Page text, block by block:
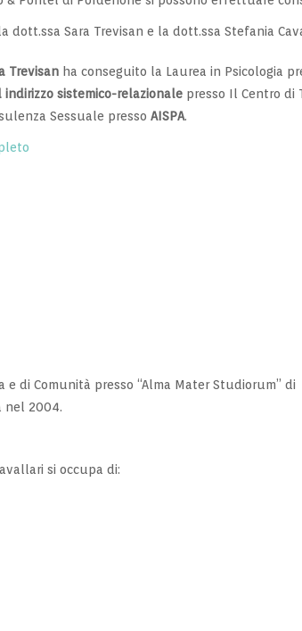
Sara Trevisan e la dott.ssa Stefania
Trevisan ha conseguito la Laurea in Psicologia
indirizzo sistemico-relazionale presso Il Centro di
Sessuale presso AISPA.
e di Comunità presso “Alma Mater Studiorum” di
nel 2004.
si occupa di: